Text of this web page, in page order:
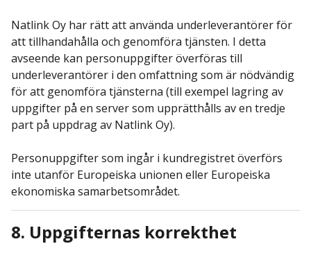
Natlink Oy har rätt att använda underleverantörer för
att tillhandahålla och genomföra tjänsten. I detta
avseende kan personuppgifter överföras till
underleverantörer i den omfattning som är nödvändig
för att genomföra tjänsterna (till exempel lagring av
uppgifter på en server som upprätthålls av en tredje
part på uppdrag av Natlink Oy).
Personuppgifter som ingår i kundregistret överförs
inte utanför Europeiska unionen eller Europeiska
ekonomiska samarbetsområdet.
8. Uppgifternas korrekthet